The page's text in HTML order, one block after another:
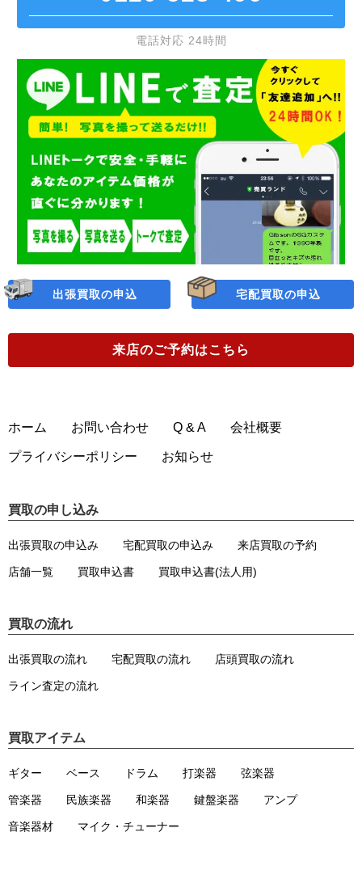
出張買取の申込 宅配買取の申込
電話対応 24時間
来店のご予約はこちら
ホーム お問い合わせ Q & A 会社概要
プライバシーポリシー お知らせ
買取の申し込み
出張買取の申込み 宅配買取の申込み 来店買取の予約
店舗一覧 買取申込書 買取申込書(法人用)
買取の流れ
出張買取の流れ 宅配買取の流れ 店頭買取の流れ
ライン査定の流れ
買取アイテム
ギター ベース ドラム 打楽器 弦楽器
管楽器 民族楽器 和楽器 鍵盤楽器 アンプ
音楽器材 マイク・チューナー